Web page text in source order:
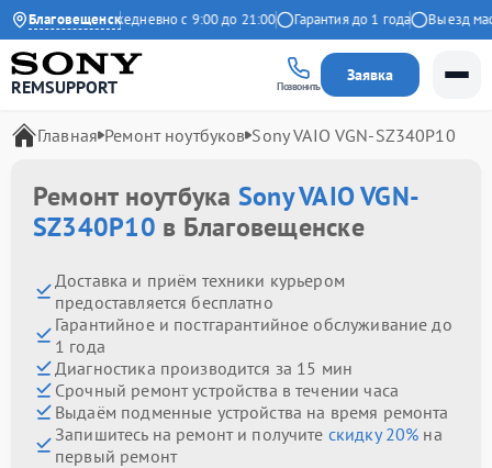
Благовещенск
Яндекс Ежедневно с 9:00 до 21:00 Гарантия до 1 года Выезд
REMSUPPORT Позвонить
Заявка
Главная Ремонт ноутбуков Sony VAIO VGN-SZ340P10
Ремонт ноутбука Sony VAIO VGN-
SZ340P10 в Благовещенске
Доставка и приём техники курьером
предоставляется бесплатно
Гарантийное и постгарантийное обслуживание до
1 года
Диагностика производится за 15 мин
Срочный ремонт устройства в течении часа
Выдаём подменные устройства на время ремонта
Запишитесь на ремонт и получите скидку 20% на
первый ремонт